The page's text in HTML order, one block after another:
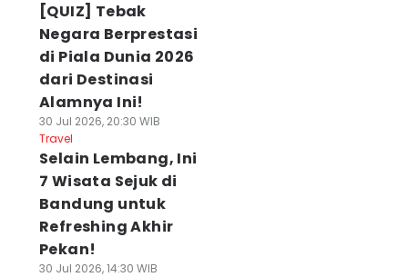
[QUIZ] Tebak
Negara Berprestasi
di Piala Dunia 2026
dari Destinasi
Alamnya Ini!
30 Jul 2026, 20:30 WIB
Travel
Selain Lembang, Ini
7 Wisata Sejuk di
Bandung untuk
Refreshing Akhir
Pekan!
30 Jul 2026, 14:30 WIB